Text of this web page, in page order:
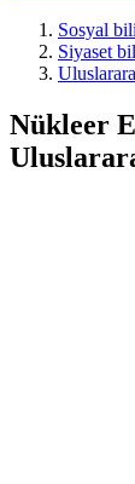
Sosyal
Siyaset
Nükleer